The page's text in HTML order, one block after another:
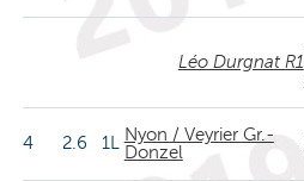
Léo Durgnat R1
4 2.6 1LNyon / Veyrier Gr.-
Donzel